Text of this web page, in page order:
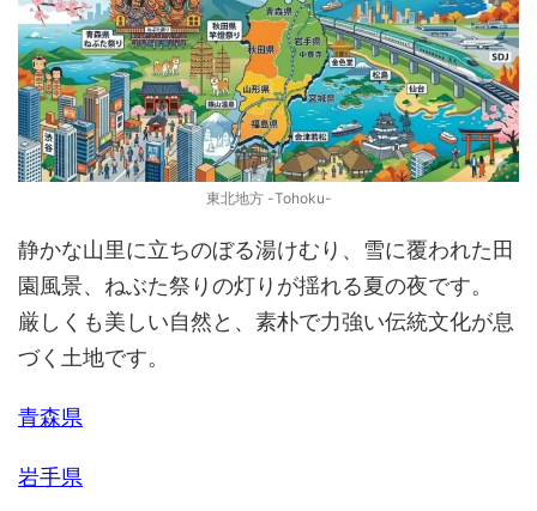
東北地方 -Tohoku-
静かな山里に立ちのぼる湯けむり、雪に覆われた田
園風景、ねぶた祭りの灯りが揺れる夏の夜です。
厳しくも美しい自然と、素朴で力強い伝統文化が息
づく土地です。
青森県
岩手県